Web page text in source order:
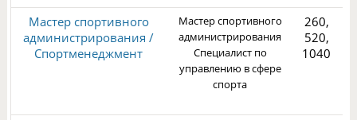
Мастер спортивного
администрирования /
Спортменеджмент
Мастер спортивного
администрирования
Специалист по
управлению в сфере
спорта
260,
520,
1040